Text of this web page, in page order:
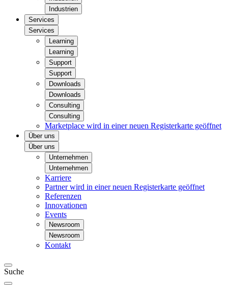
Industrien
Services
Services
Learning
Learning
Support
Support
Downloads
Downloads
Consulting
Consulting
Marketplace wird in einer neuen Registerkarte geöffnet
Über uns
Über uns
Unternehmen
Unternehmen
Karriere
Partnerwird in einer neuen Registerkarte geöffnet
Referenzen
Innovationen
Events
Newsroom
Newsroom
Kontakt
Suche